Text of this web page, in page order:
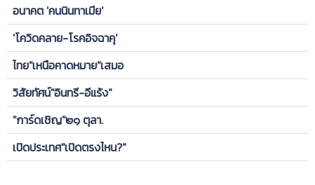
อนาคต 'คนนินทาเมีย'
'โควิดคลาย-โรคอิจฉาคุ'
ไทย"เหนือคาดหมาย"เสมอ
วิสัยทัศน์"อินทรี-อีแร้ง"
"การ์ดเชิญ"๒๑ ตุลา.
เปิดประเทศ"เปิดตรงไหน?"